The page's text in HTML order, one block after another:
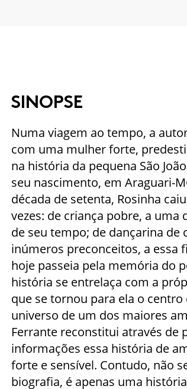
SINOPSE
Numa viagem ao tempo, a
com uma mulher forte,
na história da pequena São
seu nascimento, em Araguari-
década de setenta, Rosinha
vezes: de criança pobre, a uma
de seu tempo; de dançarina de
inúmeros preconceitos, a essa
hoje passeia pela memória do
história se entrelaça com a
que se tornou para ela o
universo de um dos maiores
Ferrante reconstitui através de
informações essa história de
forte e sensível. Contudo, não
biografia, é apenas uma